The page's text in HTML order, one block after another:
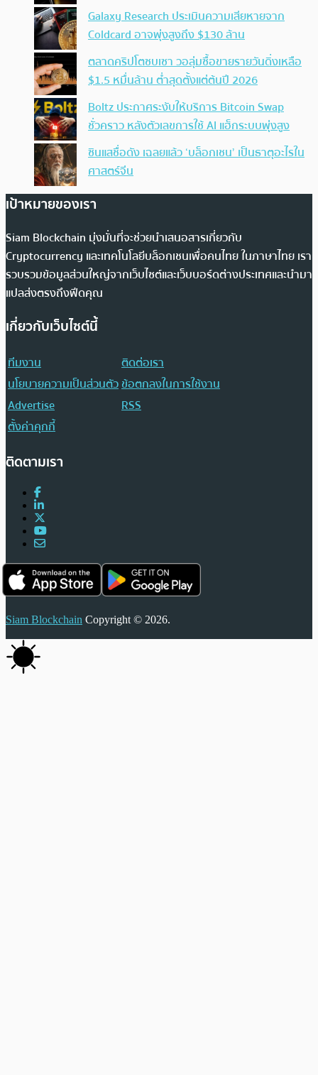
Galaxy Research ประเมินความเสียหายจาก
Coldcard อาจพุ่งสูงถึง $130 ล้าน
ตลาดคริปโตซบเซา วอลุ่มซื้อขายรายวันดิ่งเหลือ
$1.5 หมื่นล้าน ต่ำสุดตั้งแต่ต้นปี 2026
Boltz ประกาศระงับให้บริการ Bitcoin Swap
ชั่วคราว หลังตัวเลขการใช้ AI แฮ็กระบบพุ่งสูง
ซินแสชื่อดัง เฉลยแล้ว ‘บล็อกเชน’ เป็นธาตุอะไรใน
ศาสตร์จีน
เป้าหมายของเรา
Siam Blockchain มุ่งมั่นที่จะช่วยนำเสนอสารเกี่ยวกับ
Cryptocurrency และเทคโนโลยีบล็อกเชนเพื่อคนไทย ในภาษาไทย เรา
รวบรวมข้อมูลส่วนใหญ่จากเว็บไซต์และเว็บบอร์ดต่างประเทศและนำมา
แปลส่งตรงถึงฟีดคุณ
เกี่ยวกับเว็บไซต์นี้
ทีมงาน
ติดต่อเรา
นโยบายความเป็นส่วนตัวข้อตกลงในการใช้งาน
Advertise
RSS
ตั้งค่าคุกกี้
ติดตามเรา
Siam Blockchain Copyright © 2026.